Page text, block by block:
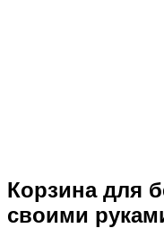
Корзина для
своими